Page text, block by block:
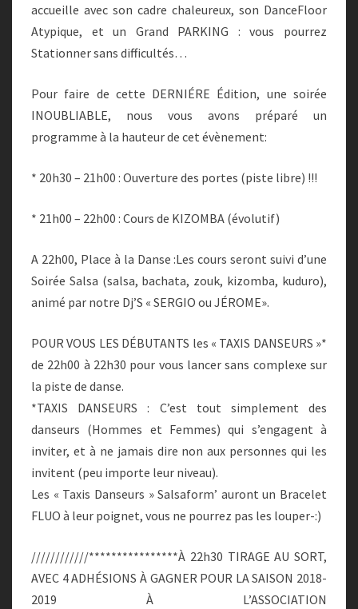
accueille avec son cadre chaleureux, son DanceFloor
Atypique, et un Grand PARKING : vous pourrez
Stationner sans difficultés…
Pour faire de cette DERNIÉRE Édition, une soirée
INOUBLIABLE, nous vous avons préparé un
programme à la hauteur de cet évènement:
* 20h30 – 21h00 : Ouverture des portes (piste libre) !!!
* 21h00 – 22h00 : Cours de KIZOMBA (évolutif)
A 22h00, Place à la Danse :Les cours seront suivi d’une
Soirée Salsa (salsa, bachata, zouk, kizomba, kuduro),
animé par notre Dj’S « SERGIO ou JÉROME».
POUR VOUS LES DÉBUTANTS les « TAXIS DANSEURS »*
de 22h00 à 22h30 pour vous lancer sans complexe sur
la piste de danse.
*TAXIS DANSEURS : C’est tout simplement des
danseurs (Hommes et Femmes) qui s’engagent à
inviter, et à ne jamais dire non aux personnes qui les
invitent (peu importe leur niveau).
Les « Taxis Danseurs » Salsaform’ auront un Bracelet
FLUO à leur poignet, vous ne pourrez pas les louper-:)
////////////****************À 22h30 TIRAGE AU SORT,
AVEC 4 ADHÉSIONS À GAGNER POUR LA SAISON 2018-
2019 À L’ASSOCIATION